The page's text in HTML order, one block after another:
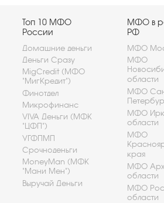
Топ 10 МФО
России
Домашние деньги
Деньги Сразу
MigCredit (МФО
"МигКредит")
Финотдел
Микрофинанс
VIVA Деньги (МФК
"ЦФП")
УГФПМП
Срочноденьги
MoneyMan (МФК
"Мани Мен")
Выручай Деньги
МФО в
РФ
МФО
МФО
области
МФО
МФО
области
МФО
края
МФО
области
МФО
области